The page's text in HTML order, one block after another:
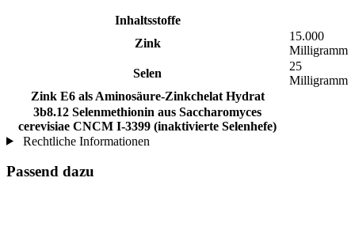
Inhaltsstoffe
Zink
15.000
Milligramm
Selen
25
Milligramm
Zink E6 als Aminosäure-Zinkchelat Hydrat
3b8.12 Selenmethionin aus Saccharomyces
cerevisiae CNCM I-3399 (inaktivierte Selenhefe)
Rechtliche Informationen
Passend dazu